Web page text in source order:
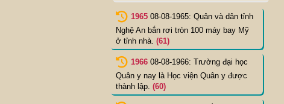
1965 08-08-1965: Quân và dân tỉnh
Nghệ An bắn rơi tròn 100 máy bay Mỹ
ở tỉnh nhà. (61)
1966 08-08-1966: Trường đại học
Quân y nay là Học viện Quân y được
thành lập. (60)